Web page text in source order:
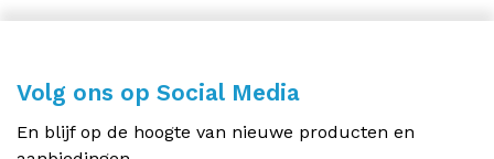
Volg ons op Social Media
En blijf op de hoogte van nieuwe producten en